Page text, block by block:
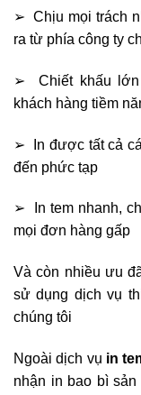
➢ Chịu mọi trách
ra từ phía công ty
➢ Chiết khấu lớn
khách hàng tiềm
➢ In được tất cả
đến phức tạp
➢ In tem nhanh,
mọi đơn hàng gấp
Và còn nhiều ưu
sử dụng dịch vụ
chúng tôi
Ngoài dịch vụ in
nhận in bao bì sản